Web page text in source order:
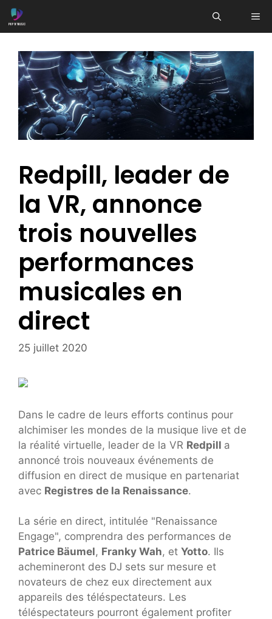
Aller
au
Redpill, leader de
la VR, annonce
trois nouvelles
performances
musicales en
direct
25 juillet 2020
Dans le cadre de leurs efforts continus pour
alchimiser les mondes de la musique live et de
la réalité virtuelle, leader de la VR Redpill a
annoncé trois nouveaux événements de
diffusion en direct de musique en partenariat
avec Registres de la Renaissance.
La série en direct, intitulée "Renaissance
Engage", comprendra des performances de
Patrice Bäumel, Franky Wah, et Yotto. Ils
achemineront des DJ sets sur mesure et
novateurs de chez eux directement aux
appareils des téléspectateurs. Les
téléspectateurs pourront également profiter